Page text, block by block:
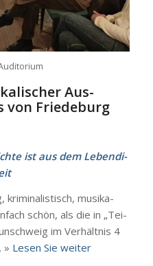
Aus­
von Frie­de­burg
ist aus dem Leben­di­
kri­mi­na­lis­tisch, musi­ka­
schön, als die in „Tei­
im Ver­hält­nis 4
» Lesen Sie wei­ter